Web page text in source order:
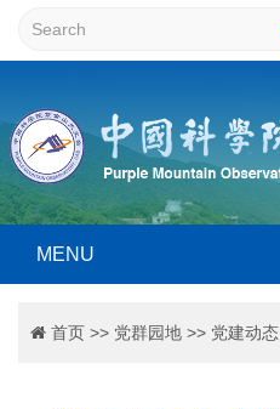
MENU
首页 >> 党群园地 >> 党建动态